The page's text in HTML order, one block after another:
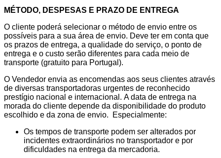
MÉTODO, DESPESAS E PRAZO DE ENTREGA
O cliente poderá selecionar o método de envio entre os
possíveis para a sua área de envio. Deve ter em conta que
os prazos de entrega, a qualidade do serviço, o ponto de
entrega e o custo serão diferentes para cada meio de
transporte (gratuito para Portugal).
O Vendedor envia as encomendas aos seus clientes através
de diversas transportadoras urgentes de reconhecido
prestígio nacional e internacional. A data de entrega na
morada do cliente depende da disponibilidade do produto
escolhido e da zona de envio. Especialmente:
Os tempos de transporte podem ser alterados por
incidentes extraordinários no transportador e por
dificuldades na entrega da mercadoria.